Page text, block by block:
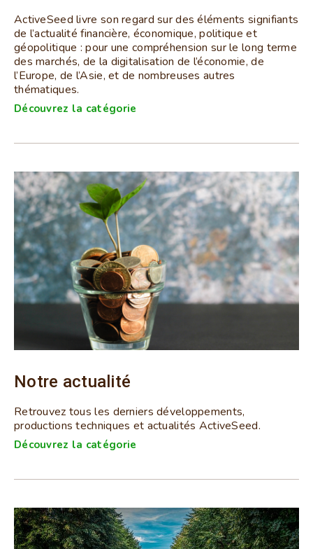
ActiveSeed livre son regard sur des éléments signifiants
de l’actualité financière, économique, politique et
géopolitique : pour une compréhension sur le long terme
des marchés, de la digitalisation de l’économie, de
l’Europe, de l’Asie, et de nombreuses autres
thématiques.
Découvrez la catégorie
Notre actualité
Retrouvez tous les derniers développements,
productions techniques et actualités ActiveSeed.
Découvrez la catégorie